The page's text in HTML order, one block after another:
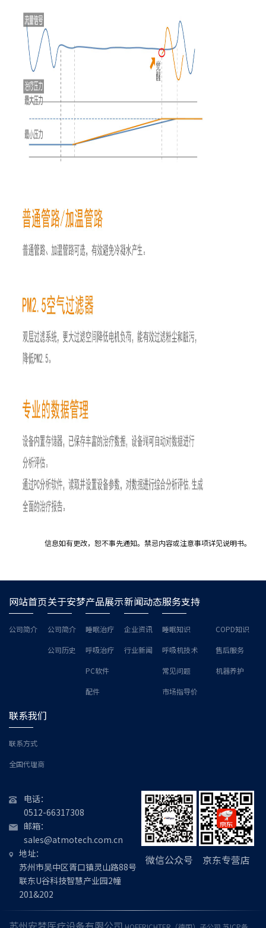
信息如有更改，恕不事先通知。禁忌内容或注意事项详见说明书。
网站首页
公司简介
关于安梦
公司简介
公司历史
产品展示
睡眠治疗
呼吸治疗
PC软件
配件
新闻动态
企业资讯
行业新闻
服务支持
睡眠知识 COPD知识
呼吸机技术 售后服务
常见问题 机器养护
市场指导价
联系我们
联系方式
全国代理商
电话：
0512-66317308
邮箱：
sales@atmotech.com.cn
地址：
苏州市吴中区胥口镇灵山路88号
联东U谷科技智慧产业园2幢
201&202
微信公众号 京东专营店